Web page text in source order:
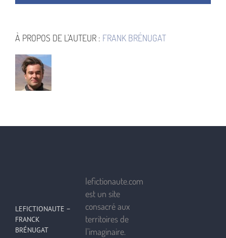
À PROPOS DE L'AUTEUR : FRANK BRÉNUGAT
LEFICTIONAUTE –
FRANCK
BRÉNUGAT
lefictionaute.com
est un site
consacré aux
territoires de
l’imaginaire.